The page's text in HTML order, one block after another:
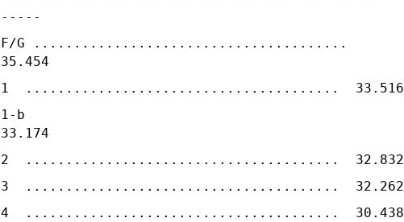
-----
F/G .......................................
35.454
1 ....................................... 33.516
1-b
33.174
2 ....................................... 32.832
3 ....................................... 32.262
4 ....................................... 30.438